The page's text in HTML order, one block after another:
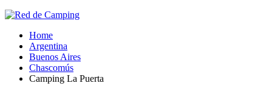
Home
Argentina
Buenos Aires
Chascomús
Camping La Puerta